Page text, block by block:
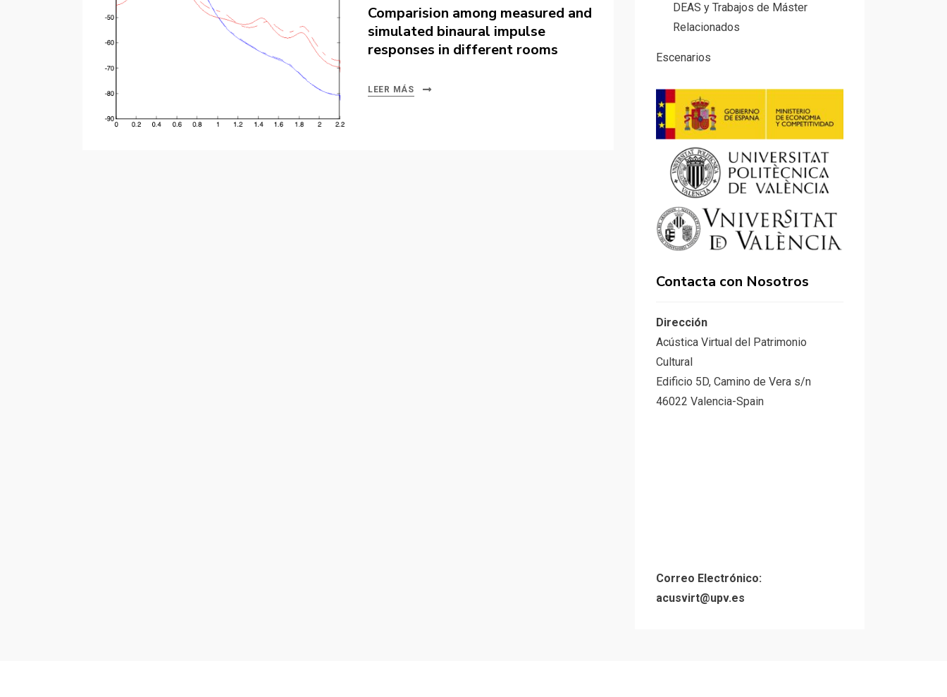
Comparision among measured and
simulated binaural impulse
responses in different rooms
LEER MÁS
DEAS y Trabajos de Máster
Relacionados
Escenarios
Contacta con Nosotros
Dirección
Acústica Virtual del Patrimonio
Cultural
Edificio 5D, Camino de Vera s/n
46022 Valencia-Spain
Correo Electrónico:
acusvirt@upv.es